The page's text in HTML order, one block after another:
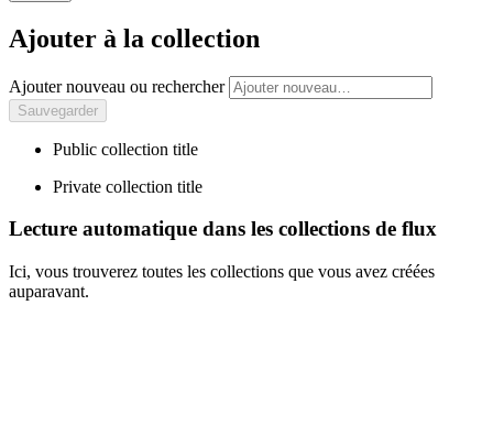
Ajouter à la collection
Ajouter nouveau ou rechercher
Public collection title
Private collection title
Lecture automatique dans les collections de flux
Ici, vous trouverez toutes les collections que vous avez créées
auparavant.